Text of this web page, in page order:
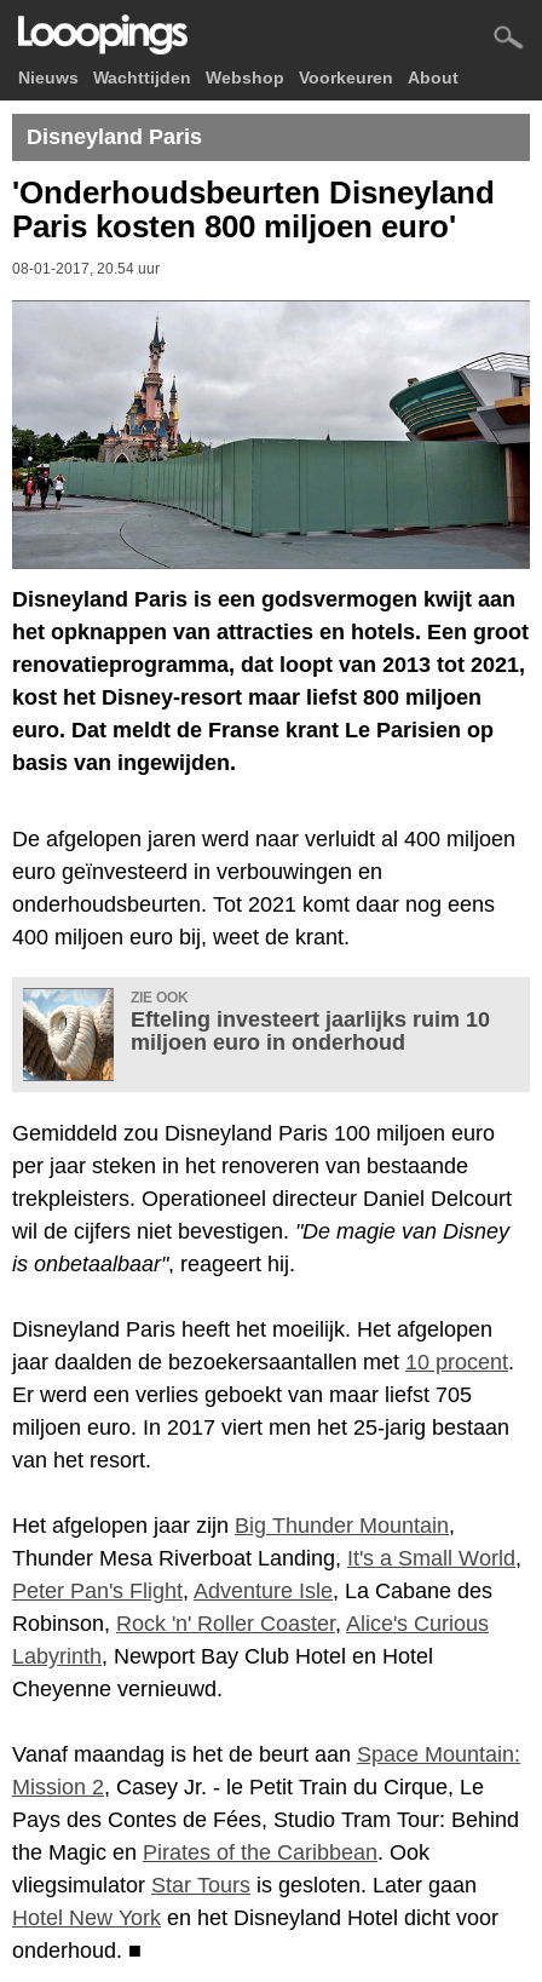
Nieuws Wachttijden Webshop Voorkeuren About
Disneyland Paris
'Onderhoudsbeurten Disneyland
Paris kosten 800 miljoen euro'
08-01-2017, 20.54 uur
Disneyland Paris is een godsvermogen kwijt aan
het opknappen van attracties en hotels. Een groot
renovatieprogramma, dat loopt van 2013 tot 2021,
kost het Disney-resort maar liefst 800 miljoen
euro. Dat meldt de Franse krant Le Parisien op
basis van ingewijden.
De afgelopen jaren werd naar verluidt al 400 miljoen
euro geïnvesteerd in verbouwingen en
onderhoudsbeurten. Tot 2021 komt daar nog eens
400 miljoen euro bij, weet de krant.
ZIE OOK
Efteling investeert jaarlijks ruim 10
miljoen euro in onderhoud
Gemiddeld zou Disneyland Paris 100 miljoen euro
per jaar steken in het renoveren van bestaande
trekpleisters. Operationeel directeur Daniel Delcourt
wil de cijfers niet bevestigen. "De magie van Disney
is onbetaalbaar", reageert hij.
Disneyland Paris heeft het moeilijk. Het afgelopen
jaar daalden de bezoekersaantallen met 10 procent.
Er werd een verlies geboekt van maar liefst 705
miljoen euro. In 2017 viert men het 25-jarig bestaan
van het resort.
Het afgelopen jaar zijn Big Thunder Mountain,
Thunder Mesa Riverboat Landing, It's a Small World,
Peter Pan's Flight, Adventure Isle, La Cabane des
Robinson, Rock 'n' Roller Coaster, Alice's Curious
Labyrinth, Newport Bay Club Hotel en Hotel
Cheyenne vernieuwd.
Vanaf maandag is het de beurt aan Space Mountain:
Mission 2, Casey Jr. - le Petit Train du Cirque, Le
Pays des Contes de Fées, Studio Tram Tour: Behind
the Magic en Pirates of the Caribbean. Ook
vliegsimulator Star Tours is gesloten. Later gaan
Hotel New York en het Disneyland Hotel dicht voor
onderhoud. ■